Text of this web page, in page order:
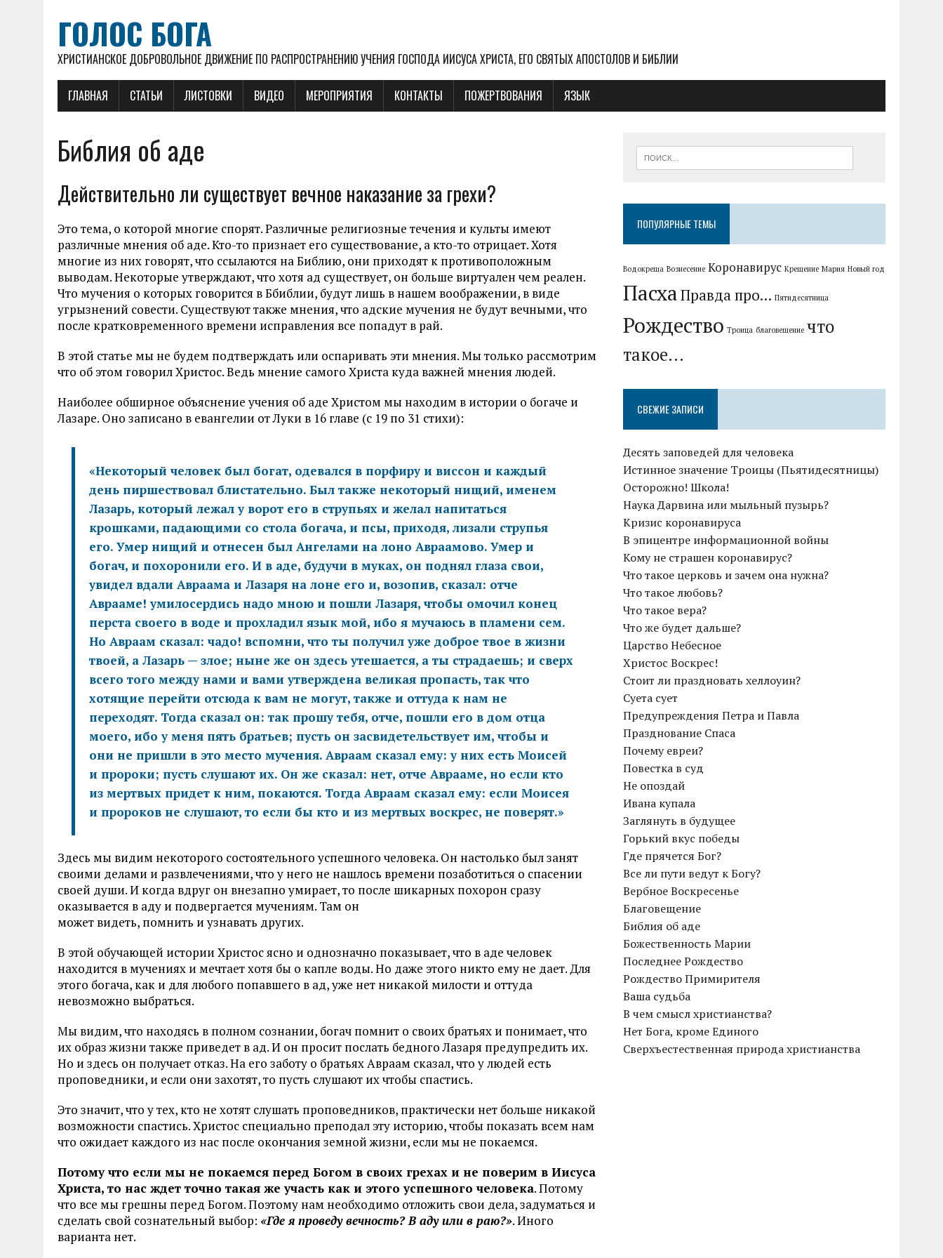
ГОЛОС БОГА
ХРИСТИАНСКОЕ ДОБРОВОЛЬНОЕ ДВИЖЕНИЕ ПО РАСПРОСТРАНЕНИЮ УЧЕНИЯ ГОСПОДА ИИСУСА ХРИСТА, ЕГО СВЯТЫХ АПОСТОЛОВ И БИБЛИИ
ГЛАВНАЯ СТАТЬИ ЛИСТОВКИ ВИДЕО МЕРОПРИЯТИЯ КОНТАКТЫ ПОЖЕРТВОВАНИЯ ЯЗЫК
Библия об аде
Действительно ли существует вечное наказание за грехи?
Это тема, о которой многие спорят. Различные религиозные течения и культы имеют
различные мнения об аде. Кто-то признает его существование, а кто-то отрицает. Хотя
многие из них говорят, что ссылаются на Библию, они приходят к противоположным
выводам. Некоторые утверждают, что хотя ад существует, он больше виртуален чем реален.
Что мучения о которых говорится в Ббиблии, будут лишь в нашем воображении, в виде
угрызнений совести. Существуют также мнения, что адские мучения не будут вечными, что
после кратковременного времени исправления все попадут в рай.
В этой статье мы не будем подтверждать или оспаривать эти мнения. Мы только рассмотрим
что об этом говорил Христос. Ведь мнение самого Христа куда важней мнения людей.
Наиболее обширное объяснение учения об аде Христом мы находим в истории о богаче и
Лазаре. Оно записано в евангелии от Луки в 16 главе (с 19 по 31 стихи):
«Некоторый человек был богат, одевался в порфиру и виссон и каждый
день пиршествовал блистательно. Был также некоторый нищий, именем
Лазарь, который лежал у ворот его в струпьях и желал напитаться
крошками, падающими со стола богача, и псы, приходя, лизали струпья
его. Умер нищий и отнесен был Ангелами на лоно Авраамово. Умер и
богач, и похоронили его. И в аде, будучи в муках, он поднял глаза свои,
увидел вдали Авраама и Лазаря на лоне его и, возопив, сказал: отче
Аврааме! умилосердись надо мною и пошли Лазаря, чтобы омочил конец
перста своего в воде и прохладил язык мой, ибо я мучаюсь в пламени сем.
Но Авраам сказал: чадо! вспомни, что ты получил уже доброе твое в жизни
твоей, а Лазарь — злое; ныне же он здесь утешается, а ты страдаешь; и сверх
всего того между нами и вами утверждена великая пропасть, так что
хотящие перейти отсюда к вам не могут, также и оттуда к нам не
переходят. Тогда сказал он: так прошу тебя, отче, пошли его в дом отца
моего, ибо у меня пять братьев; пусть он засвидетельствует им, чтобы и
они не пришли в это место мучения. Авраам сказал ему: у них есть Моисей
и пророки; пусть слушают их. Он же сказал: нет, отче Аврааме, но если кто
из мертвых придет к ним, покаются. Тогда Авраам сказал ему: если Моисея
и пророков не слушают, то если бы кто и из мертвых воскрес, не поверят.»
Здесь мы видим некоторого состоятельного успешного человека. Он настолько был занят
своими делами и развлечениями, что у него не нашлось времени позаботиться о спасении
своей души. И когда вдруг он внезапно умирает, то после шикарных похорон сразу
оказывается в аду и подвергается мучениям. Там он
может видеть, помнить и узнавать других.
В этой обучающей истории Христос ясно и однозначно показывает, что в аде человек
находится в мучениях и мечтает хотя бы о капле воды. Но даже этого никто ему не дает. Для
этого богача, как и для любого попавшего в ад, уже нет никакой милости и оттуда
невозможно выбраться.
Мы видим, что находясь в полном сознании, богач помнит о своих братьях и понимает, что
их образ жизни также приведет в ад. И он просит послать бедного Лазаря предупредить их.
Но и здесь он получает отказ. На его заботу о братьях Авраам сказал, что у людей есть
проповедники, и если они захотят, то пусть слушают их чтобы спастись.
Это значит, что у тех, кто не хотят слушать проповедников, практически нет больше никакой
возможности спастись. Христос специально преподал эту историю, чтобы показать всем нам
что ожидает каждого из нас после окончания земной жизни, если мы не покаемся.
Потому что если мы не покаемся перед Богом в своих грехах и не поверим в Иисуса
Христа, то нас ждет точно такая же участь как и этого успешного человека. Потому
что все мы грешны перед Богом. Поэтому нам необходимо отложить свои дела, задуматься и
сделать свой сознательный выбор: «Где я проведу вечность? В аду или в раю?». Иного
варианта нет.
ПОПУЛЯРНЫЕ ТЕМЫ
Водокреща Вознесение Коронавирус Крещение Мария Новый год
ПасхаПравда про... Пятидесятница
Рождество Троица благовещение что
такое...
СВЕЖИЕ ЗАПИСИ
Десять заповедей для человека
Истинное значение Троицы (Пьятидесятницы)
Осторожно! Школа!
Наука Дарвина или мыльный пузырь?
Кризис коронавируса
В эпицентре информационной войны
Кому не страшен коронавирус?
Что такое церковь и зачем она нужна?
Что такое любовь?
Что такое вера?
Что же будет дальше?
Царство Небесное
Христос Воскрес!
Cтоит ли праздновать хеллоуин?
Суета сует
Предупреждения Петра и Павла
Празднование Спаса
Почему евреи?
Повестка в суд
Не опоздай
Ивана купала
Заглянуть в будущее
Горький вкус победы
Где прячется Бог?
Все ли пути ведут к Богу?
Вербное Воскресенье
Благовещение
Библия об аде
Божественность Марии
Последнее Рождество
Рождество Примирителя
Ваша судьба
В чем смысл христианства?
Нет Бога, кроме Единого
Сверхъестественная природа христианства